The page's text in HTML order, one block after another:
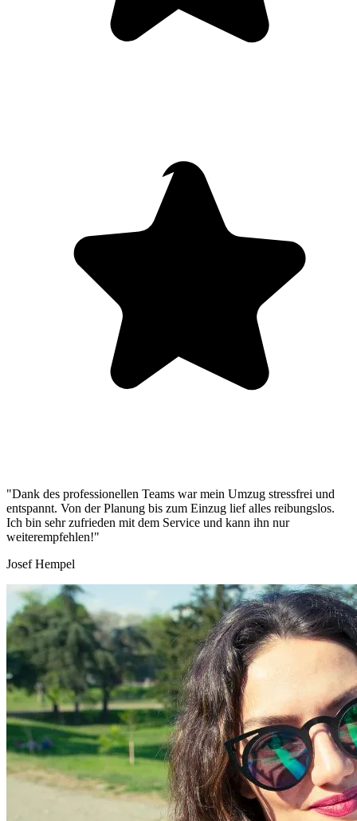
"Dank des professionellen Teams war mein Umzug stressfrei und
entspannt. Von der Planung bis zum Einzug lief alles reibungslos.
Ich bin sehr zufrieden mit dem Service und kann ihn nur
weiterempfehlen!"
Josef Hempel